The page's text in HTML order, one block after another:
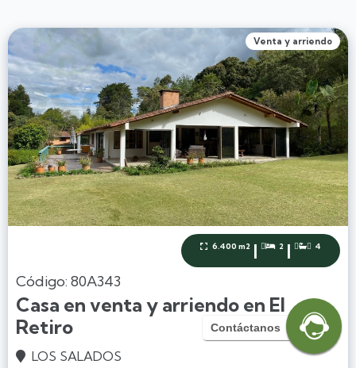
Venta y arriendo
 6.400 m2 |  2 |  4
Código: 80A343
Casa en venta y arriendo en El
Retiro
 LOS SALADOS
Contáctanos